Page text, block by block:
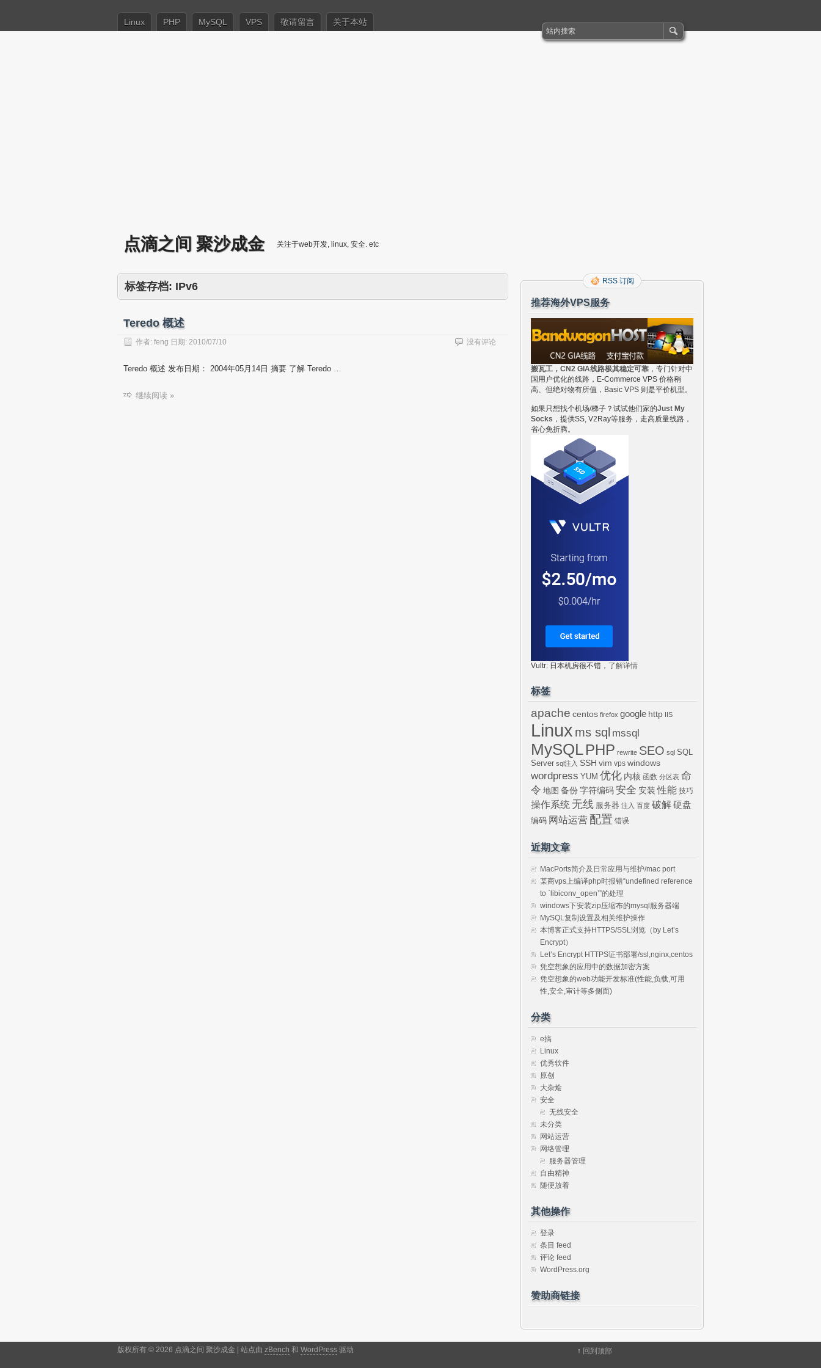
Linux PHP MySQL VPS 敬请留言 关于本站
点滴之间 聚沙成金 关注于web开发, linux, 安全. etc
标签存档: IPv6
Teredo 概述
作者: feng 日期: 2010/07/10 没有评论
Teredo 概述 发布日期： 2004年05月14日 摘要 了解 Teredo …
继续阅读 »
RSS 订阅
推荐海外VPS服务
搬瓦工，CN2 GIA线路极其稳定可靠 ，专门针对中
国用户优化的线路，E-Commerce VPS 价格稍
高、但绝对物有所值，Basic VPS 则是平价机型。
如果只想找个机场/梯子？试试他们家的Just My
Socks ，提供SS, V2Ray等服务，走高质量线路，
省心免折腾。
Vultr: 日本机房很不错， 了解详情
标签
apache centos firefox google http IIS
Linux ms sql mssql
MySQLPHP rewrite SEO sql SQL
Server sql注入 SSH vim vps windows
wordpress YUM 优化 内核 函数 分区表 命
令 地图 备份 字符编码 安全 安装 性能 技巧
操作系统 无线 服务器 注入 百度 破解硬盘
编码 网站运营 配置 错误
近期文章
MacPorts简介及日常应用与维护/mac port
某商vps上编译php时报错“undefined reference
to `libiconv_open’”的处理
windows下安装zip压缩布的mysql服务器端
MySQL复制设置及相关维护操作
本博客正式支持HTTPS/SSL浏览（by Let’s
Encrypt）
Let’s Encrypt HTTPS证书部署/ssl,nginx,centos
凭空想象的应用中的数据加密方案
凭空想象的web功能开发标准(性能,负载,可用
性,安全,审计等多侧面)
分类
e搞
Linux
优秀软件
原创
大杂烩
安全
无线安全
未分类
网站运营
网络管理
服务器管理
自由精神
随便放着
其他操作
登录
条目 feed
评论 feed
WordPress.org
赞助商链接
版权所有 © 2026 点滴之间 聚沙成金 | 站点由 zBench 和 WordPress 驱动 ↑ 回到顶部